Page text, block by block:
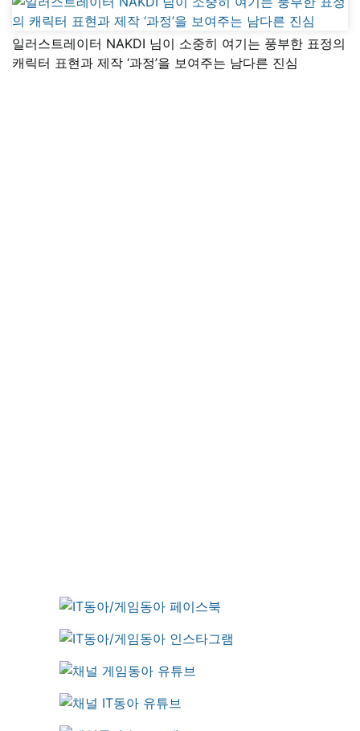
일러스트레이터 NAKDI 님이 소중히 여기는 풍부한 표정의
캐릭터 표현과 제작 ‘과정’을 보여주는 남다른 진심